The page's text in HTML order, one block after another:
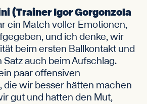
(Trainer Igor Gorgonzola
ein Match voller Emotionen,
und ich denke, wir
beim ersten Ballkontakt und
auch beim Aufschlag.
paar offensiven
wir besser hätten machen
gut und hatten den Mut,